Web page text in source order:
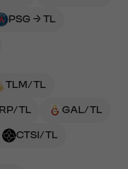
PSG → TL
TLM/TL
TL GAL/TL
CTSI/TL